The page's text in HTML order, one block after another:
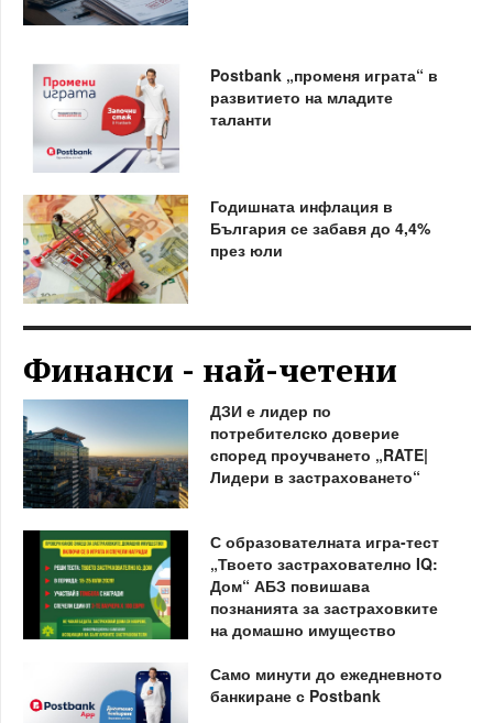
Postbank „променя играта“ в
развитието на младите
таланти
Годишната инфлация в
България се забавя до 4,4%
през юли
Финанси - най-четени
ДЗИ е лидер по
потребителско доверие
според проучването „RATE|
Лидери в застраховането“
С образователната игра-тест
„Твоето застрахователно IQ:
Дом“ АБЗ повишава
познанията за застраховките
на домашно имущество
Само минути до ежедневното
банкиране с Postbank